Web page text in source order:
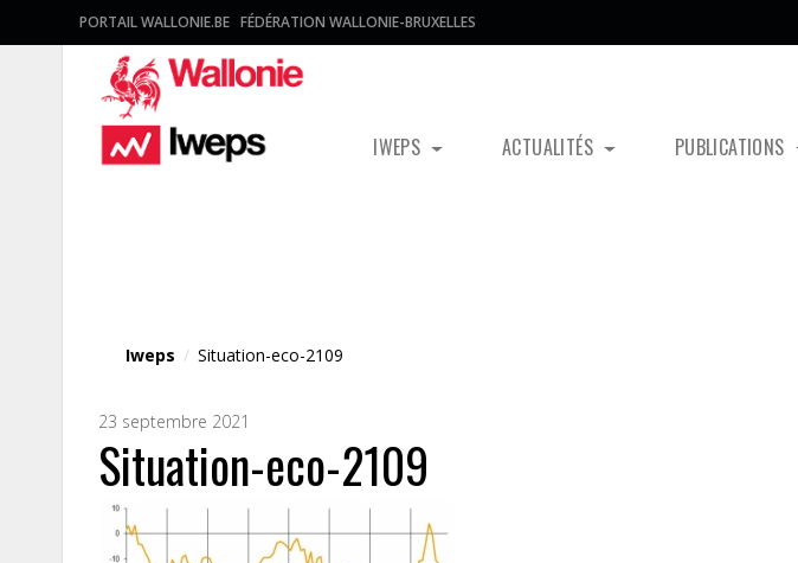
PORTAIL WALLONIE.BE FÉDÉRATION WALLONIE-BRUXELLES
IWEPS ACTUALITÉS PUBLICATIONS
Iweps / Situation-eco-2109
23 septembre 2021
Situation-eco-2109